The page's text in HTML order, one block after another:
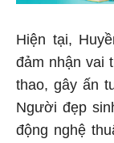
Hiện tại,
đảm nhận vai
thao, gây ấn
Người đẹp
động nghệ